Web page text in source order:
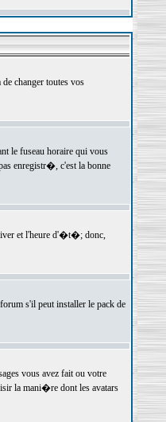
changer toutes vos
le fuseau horaire qui vous
enregistr�, c'est la bonne
et l'heure d'�t�; donc,
s'il peut installer le pack de
vous avez fait ou votre
la mani�re dont les avatars